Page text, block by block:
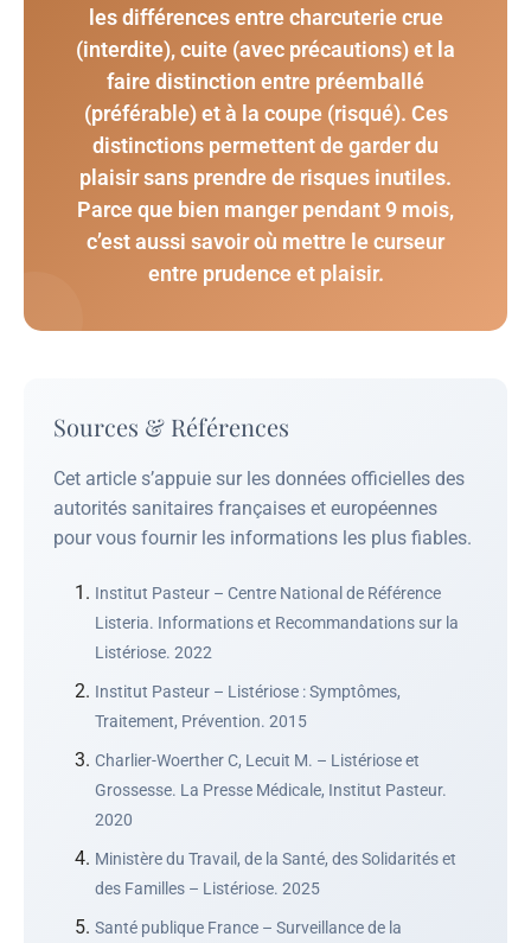
les différences entre charcuterie crue
(interdite), cuite (avec précautions) et la
faire distinction entre préemballé
(préférable) et à la coupe (risqué). Ces
distinctions permettent de garder du
plaisir sans prendre de risques inutiles.
Parce que bien manger pendant 9 mois,
c’est aussi savoir où mettre le curseur
entre prudence et plaisir.
Sources & Références
Cet article s’appuie sur les données officielles des
autorités sanitaires françaises et européennes
pour vous fournir les informations les plus fiables.
Institut Pasteur – Centre National de Référence
Listeria. Informations et Recommandations sur la
Listériose. 2022
Institut Pasteur – Listériose : Symptômes,
Traitement, Prévention. 2015
Charlier-Woerther C, Lecuit M. – Listériose et
Grossesse. La Presse Médicale, Institut Pasteur.
2020
Ministère du Travail, de la Santé, des Solidarités et
des Familles – Listériose. 2025
Santé publique France – Surveillance de la